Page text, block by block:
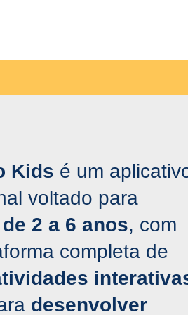
Kids é um
voltado para
2 a 6 anos, com
completa de
desenvolver